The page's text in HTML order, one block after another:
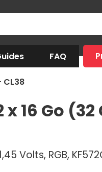
FAQ
CL38
16 Go (32
Volts, RGB,